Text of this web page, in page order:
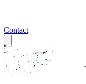
Contact